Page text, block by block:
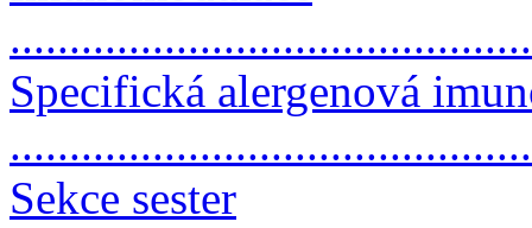
Specifická alergenová
Sekce sester